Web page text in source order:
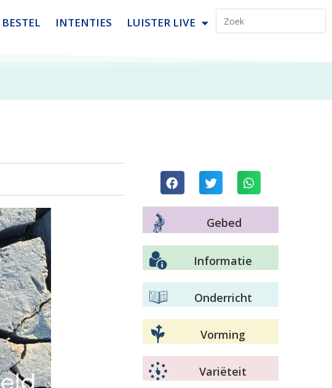
BESTEL INTENTIES LUISTER LIVE
Gebed
Informatie
Onderricht
Vorming
Variëteit